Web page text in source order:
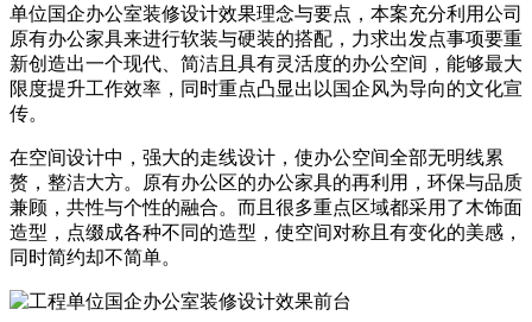
单位国企办公室装修设计效果理念与要点，本案充分利用公司
原有办公家具来进行软装与硬装的搭配，力求出发点事项要重
新创造出一个现代、简洁且具有灵活度的办公空间，能够最大
限度提升工作效率，同时重点凸显出以国企风为导向的文化宣
传。
在空间设计中，强大的走线设计，使办公空间全部无明线累
赘，整洁大方。原有办公区的办公家具的再利用，环保与品质
兼顾，共性与个性的融合。而且很多重点区域都采用了木饰面
造型，点缀成各种不同的造型，使空间对称且有变化的美感，
同时简约却不简单。